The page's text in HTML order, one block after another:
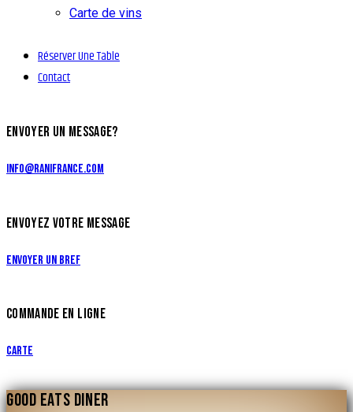
Carte de vins
Réserver Une Table
Contact
ENVOYER UN MESSAGE?
info@ranifrance.com
ENVOYEZ VOTRE MESSAGE
Envoyer un bref
COMMANDE EN LIGNE
Carte
GOOD EATS DINER